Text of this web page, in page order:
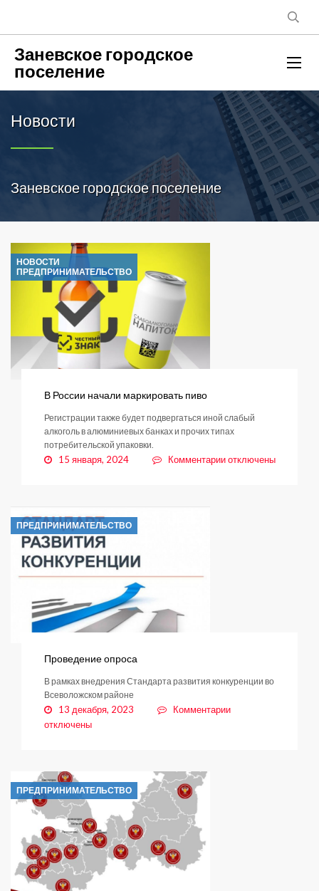
Заневское городское
поселение
Новости
Заневское городское поселение
НОВОСТИ
ПРЕДПРИНИМАТЕЛЬСТВО
В России начали маркировать пиво
Регистрации также будет подвергаться иной слабый
алкоголь в алюминиевых банках и прочих типах
потребительской упаковки.
15 января, 2024 Комментариикотключены
ПРЕДПРИНИМАТЕЛЬСТВО
Проведение опроса
В рамках внедрения Стандарта развития конкуренции во
Всеволожском районе
13 декабря, 2023 Комментариик
отключены
ПРЕДПРИНИМАТЕЛЬСТВО